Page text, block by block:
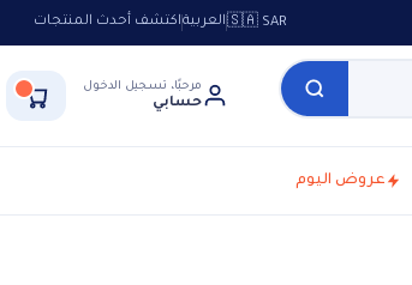
🇸🇦 SARالعربيةاكتشف أحدث المنتجات
مرحبًا، تسجيل الدخول
حسابي
عروض اليوم